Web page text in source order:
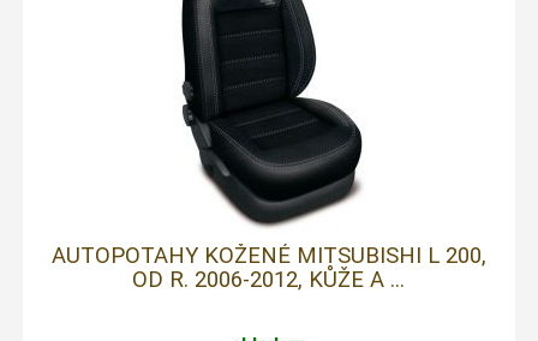
AUTOPOTAHY KOŽENÉ MITSUBISHI L 200,
OD R. 2006-2012, KŮŽE A ...